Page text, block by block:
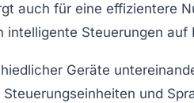
auch für eine effizientere
intelligente Steuerungen auf
Geräte
und